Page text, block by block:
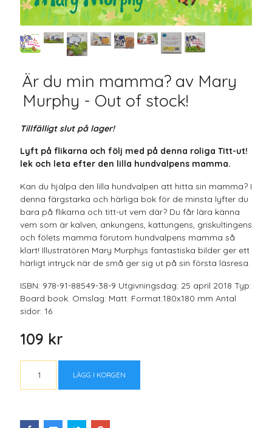
Är du min mamma? av Mary
Murphy - Out of stock!
Tillfälligt slut på lager!
Lyft på flikarna och följ med på denna roliga Titt-ut!
lek och leta efter den lilla hundvalpens mamma.
Kan du hjälpa den lilla hundvalpen att hitta sin mamma? I
denna färgstarka och härliga bok för de minsta lyfter du
bara på flikarna och titt-ut vem där? Du får lära känna
vem som är kalven, ankungens, kattungens, griskultingens
och fölets mamma förutom hundvalpens mamma så
klart! Illustratören Mary Murphys fantastiska bilder ger ett
härligt intryck när de små ger sig ut på sin första läsresa.
ISBN: 978-91-88549-38-9 Utgivningsdag: 25 april 2018 Typ:
Board book. Omslag: Matt. Format:180x180 mm Antal
sidor: 16
109 kr
LÄGG I KORGEN